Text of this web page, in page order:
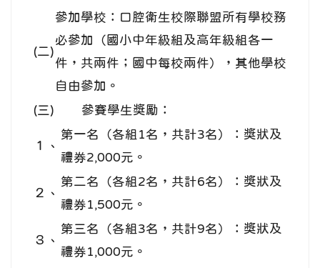
(二)
參加學校：口腔衛生校際聯盟所有學校務
必參加（國小中年級組及高年級組各一
件，共兩件；國中每校兩件），其他學校
自由參加。
(三)
參賽學生獎勵：
１、
第一名（各組1名，共計3名）：獎狀及
禮券2,000元。
２、
第二名（各組2名，共計6名）：獎狀及
禮券1,500元。
３、
第三名（各組3名，共計9名）：獎狀及
禮券1,000元。